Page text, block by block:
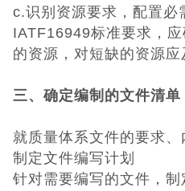
其它认证
收起菜单
c.识别资源要求，配置必
IATF16949标准要求，
的资源，对短缺的资源应
三、确定编制的文件清单
就质量体系文件的要求、
制定文件编写计划
针对需要编写的文件，制